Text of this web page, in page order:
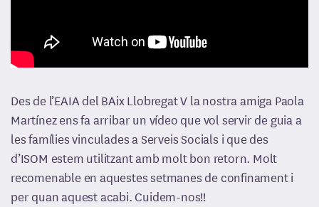
Català
Des de l’EAIA del BAix Llobregat V la nostra amiga Paola
Martínez ens fa arribar un vídeo que vol servir de guia a
les famílies vinculades a Serveis Socials i que des
d’ISOM estem utilitzant amb molt bon retorn. Molt
recomenable en aquestes setmanes de confinament i
per quan aquest acabi. Cuidem-nos!!